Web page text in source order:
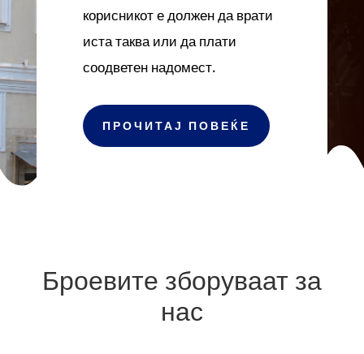
корисникот е должен да врати
иста таква или да плати
соодветен надомест.
ПРОЧИТАЈ ПОВЕЌЕ
Броевите зборуваат за
нас